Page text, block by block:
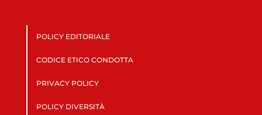
POLICY EDITORIALE
CODICE ETICO CONDOTTA
PRIVACY POLICY
POLICY DIVERSITÀ